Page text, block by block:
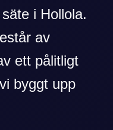
i Hollola.
av
ett pålitligt
byggt upp